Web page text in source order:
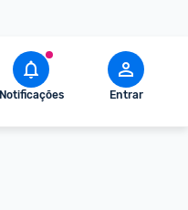
Notificações Entrar